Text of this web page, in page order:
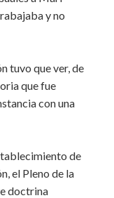
y no
tuvo que ver, de
que fue
con una
de
el Pleno de la
doctrina